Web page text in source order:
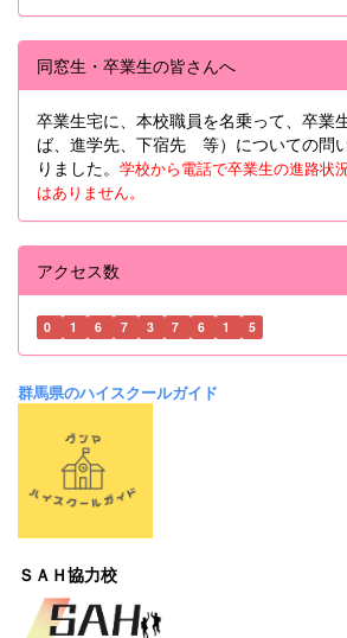
同窓生・卒業生の皆さんへ
卒業生宅に、本校職員を名乗って、卒業
ば、進学先、下宿先 等）についての問
りました。 学校から電話で卒業生の進路状
はありません。
アクセス数
0 1 6 7 3 7 6 1 5
群馬県のハイスクールガイド
ＳＡＨ協力校